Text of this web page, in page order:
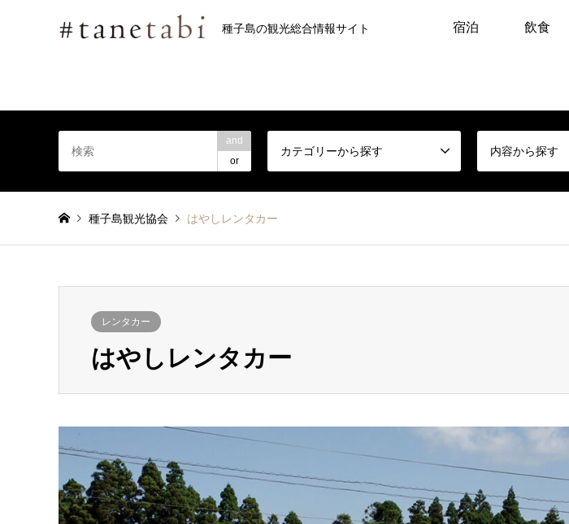
種子島の観光総合情報サイト 宿泊 飲食
and
or
カテゴリーから探す 内容から探す
種子島観光協会 はやしレンタカー
レンタカー
はやしレンタカー